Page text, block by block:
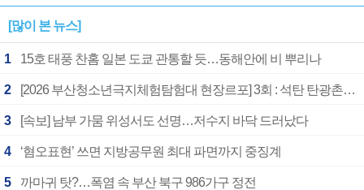
[많이 본 뉴스]
1 15호 태풍 찬홈 일본 도쿄 관통할 듯…동해안에 비 뿌리나
2 [2026 부산청소년극지체험탐험대 현장르포] 3회 : 석탄 탄광촌에서 북극 연구의 중심지로
3 [속보] 남부 가뭄 위성서도 선명…저수지 바닥 드러났다
4 ‘혐오표현’ 쓰면 지방공무원 최대 파면까지 중징계
5 까마귀 탓?…폭염 속 부산 북구 986가구 정전